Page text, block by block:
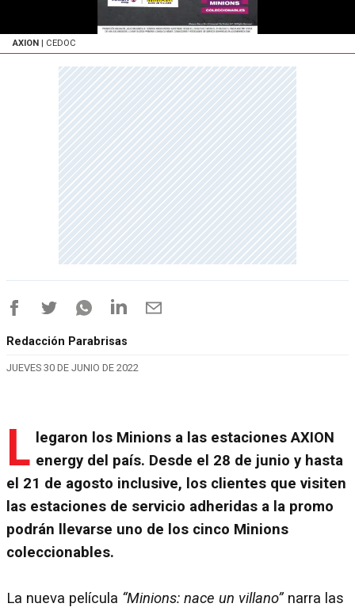
AXION | CEDOC
Redacción Parabrisas
JUEVES 30 DE JUNIO DE 2022
L legaron los Minions a las estaciones AXION
energy del país. Desde el 28 de junio y hasta
el 21 de agosto inclusive, los clientes que visiten
las estaciones de servicio adheridas a la promo
podrán llevarse uno de los cinco Minions
coleccionables.
La nueva película “Minions: nace un villano” narra las